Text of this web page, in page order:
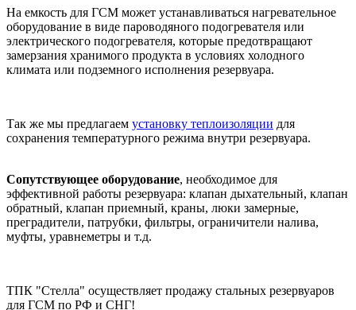
На емкость для ГСМ может устанавливаться нагревательное
оборудование в виде пароводяного подогревателя или
электрического подогревателя, которые предотвращают
замерзания хранимого продукта в условиях холодного
климата или подземного исполнения резервуара.
Так же мы предлагаем установку теплоизоляции для
сохранения температурного режима внутри резервуара.
Сопутствующее оборудование, необходимое для
эффективной работы резервуара: клапан дыхательный, клапан
обратный, клапан приемный, краны, люки замерные,
преградители, патрубки, фильтры, ограничители налива,
муфты, уравнеметры и т.д.
ТПК "Стелла" осуществляет продажу стальных резервуаров
для ГСМ по РФ и СНГ!